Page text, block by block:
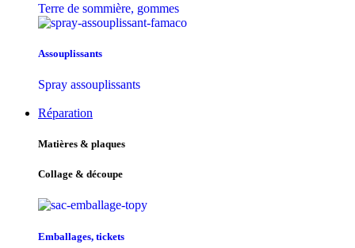
Terre de sommière, gommes
Assouplissants
Spray assouplissants
Réparation
Matières & plaques
Collage & découpe
Emballages, tickets